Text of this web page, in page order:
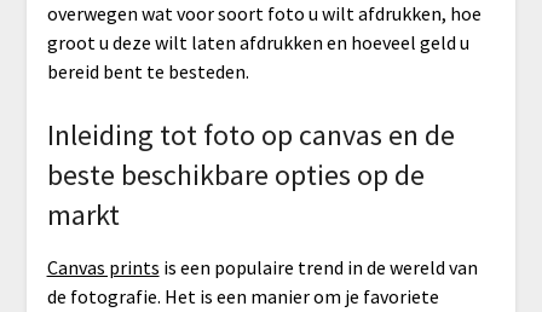
overwegen wat voor soort foto u wilt afdrukken, hoe
groot u deze wilt laten afdrukken en hoeveel geld u
bereid bent te besteden.
Inleiding tot foto op canvas en de
beste beschikbare opties op de
markt
Canvas prints is een populaire trend in de wereld van
de fotografie. Het is een manier om je favoriete